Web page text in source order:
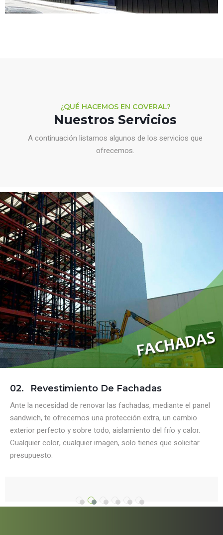
¿QUÉ HACEMOS EN COVERAL?
Nuestros Servicios
A continuación listamos algunos de los servicios que
ofrecemos.
02.
Revestimiento De Fachadas
Ante la necesidad de renovar las fachadas, mediante el panel
sandwich, te ofrecemos una protección extra, un cambio
exterior perfecto y sobre todo, aislamiento del frío y calor.
Cualquier color, cualquier imagen, solo tienes que solicitar
presupuesto.